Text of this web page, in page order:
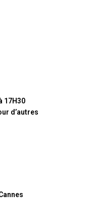
17H30
d’autres